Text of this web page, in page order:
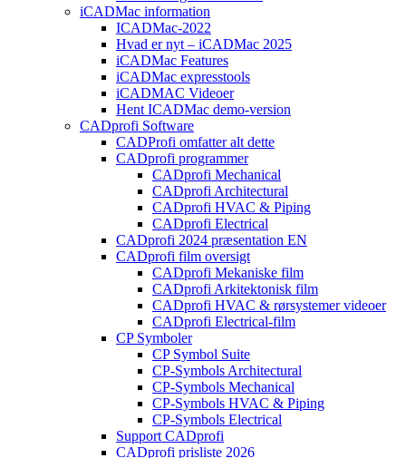
iCADMac information
ICADMac-2022
Hvad er nyt – iCADMac 2025
iCADMac Features
iCADMac expresstools
iCADMAC Videoer
Hent ICADMac demo-version
CADprofi Software
CADProfi omfatter alt dette
CADprofi programmer
CADprofi Mechanical
CADprofi Architectural
CADprofi HVAC & Piping
CADprofi Electrical
CADprofi 2024 præsentation EN
CADprofi film oversigt
CADprofi Mekaniske film
CADprofi Arkitektonisk film
CADprofi HVAC & rørsystemer videoer
CADprofi Electrical-film
CP Symboler
CP Symbol Suite
CP-Symbols Architectural
CP-Symbols Mechanical
CP-Symbols HVAC & Piping
CP-Symbols Electrical
Support CADprofi
CADprofi prisliste 2026